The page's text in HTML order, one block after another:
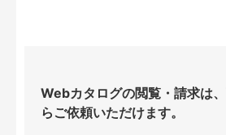
Webカタログの閲覧・請求は
らご依頼いただけます。